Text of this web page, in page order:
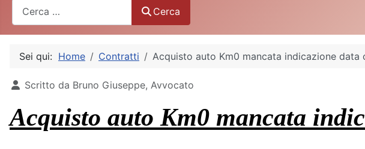
Cerca
Sei qui: Home Contratti Acquisto auto Km0 mancata indicazione
Dettagli
Scritto da Bruno Giuseppe, Avvocato
Acquisto auto Km0 mancata